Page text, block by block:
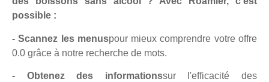
possible :
- Scannez les menuspour mieux comprendre votre offre
0.0 grâce à notre recherche de mots.
- Obtenez des informationssur l'efficacité des